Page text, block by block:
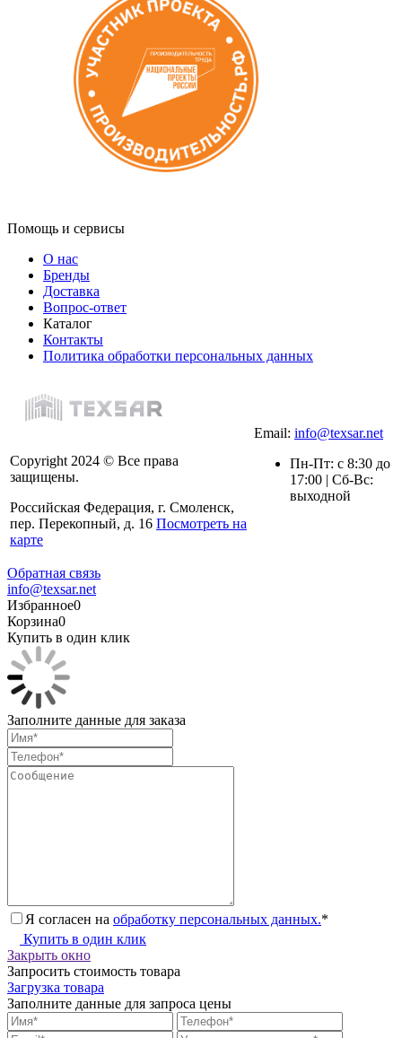
Помощь и сервисы
О нас
Бренды
Доставка
Вопрос-ответ
Каталог
Контакты
Политика обработки персональных данных
Copyright 2024 © Все права
защищены.
Российская Федерация, г. Смоленск,
пер. Перекопный, д. 16 Посмотреть на
карте
Email: info@texsar.net
Пн-Пт: с 8:30 до
17:00 | Сб-Вс:
выходной
Обратная связь
info@texsar.net
Избранное0
Корзина0
Купить в один клик
Заполните данные для заказа
Я согласен на обработку персональных данных.*
Купить в один клик
Закрыть окно
Запросить стоимость товара
Загрузка товара
Заполните данные для запроса цены